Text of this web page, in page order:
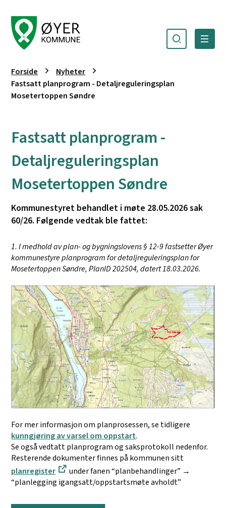
Søk Meny
Du er her:
Forside
Nyheter
Fastsatt planprogram - Detaljreguleringsplan
Mosetertoppen Søndre
Fastsatt planprogram -
Detaljreguleringsplan
Mosetertoppen Søndre
Kommunestyret behandlet i møte 28.05.2026 sak
60/26. Følgende vedtak ble fattet:
1. I medhold av plan- og bygningslovens § 12-9 fastsetter Øyer
kommunestyre planprogram for detaljreguleringsplan for
Mosetertoppen Søndre, PlanID 202504, datert 18.03.2026.
For mer informasjon om planprosessen, se tidligere
kunngjøring av varsel om oppstart.
Se også vedtatt planprogram og saksprotokoll nedenfor.
Resterende dokumenter finnes på kommunen sitt
planregister
under fanen “planbehandlinger” →
“planlegging igangsatt/oppstartsmøte avholdt”